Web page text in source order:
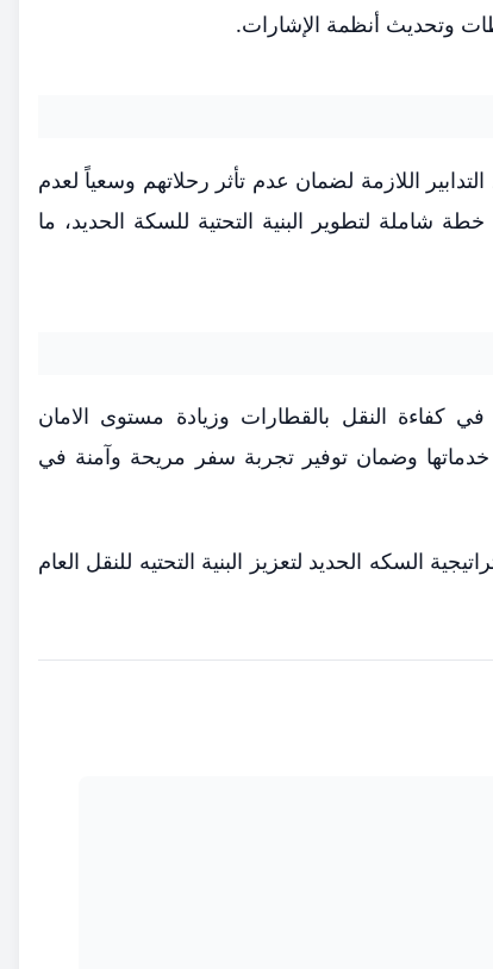
وتحديث أنظمة الإشارات.
اللازمة لضمان عدم تأثر رحلاتهم وسعياً لعدم
شاملة لتطوير البنية التحتية للسكة الحديد، ما
كفاءة النقل بالقطارات وزيادة مستوى الامان
وضمان توفير تجربة سفر مريحة وآمنة في
السكه الحديد لتعزيز البنية التحتيه للنقل العام